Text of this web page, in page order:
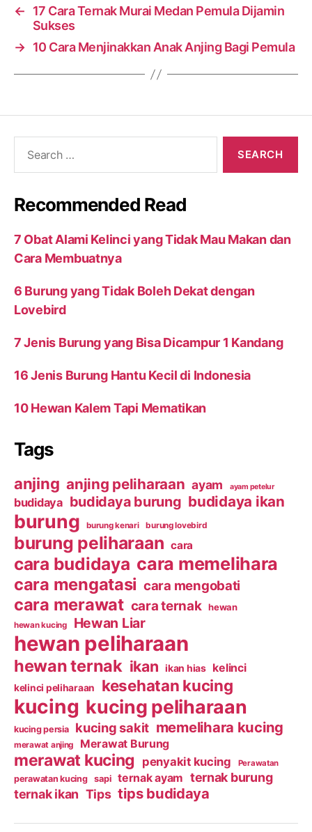
←
17 Cara Ternak Murai Medan Pemula Dijamin
Sukses
→ 10 Cara Menjinakkan Anak Anjing Bagi Pemula
Recommended Read
7 Obat Alami Kelinci yang Tidak Mau Makan dan
Cara Membuatnya
6 Burung yang Tidak Boleh Dekat dengan
Lovebird
7 Jenis Burung yang Bisa Dicampur 1 Kandang
16 Jenis Burung Hantu Kecil di Indonesia
10 Hewan Kalem Tapi Mematikan
Tags
anjing anjing peliharaan ayam ayam petelur
budidaya budidaya burung budidaya ikan
burung burung kenari burung lovebird
burung peliharaan cara
cara budidaya cara memelihara
cara mengatasi cara mengobati
cara merawat cara ternak hewan
hewan kucing Hewan Liar
hewan peliharaan
hewan ternak ikan ikan hias kelinci
kelinci peliharaan kesehatan kucing
kucing kucing peliharaan
kucing persia kucing sakit memelihara kucing
merawat anjing Merawat Burung
merawat kucing penyakit kucing Perawatan
perawatan kucing sapi ternak ayam ternak burung
ternak ikan Tips tips budidaya